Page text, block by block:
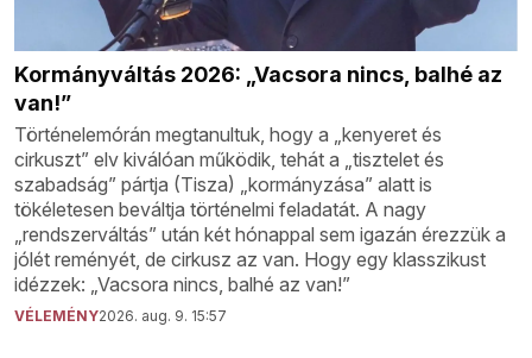
Kormányváltás 2026: „Vacsora nincs, balhé az
van!”
Történelemórán megtanultuk, hogy a „kenyeret és
cirkuszt” elv kiválóan működik, tehát a „tisztelet és
szabadság” pártja (Tisza) „kormányzása” alatt is
tökéletesen beváltja történelmi feladatát. A nagy
„rendszerváltás” után két hónappal sem igazán érezzük a
jólét reményét, de cirkusz az van. Hogy egy klasszikust
idézzek: „Vacsora nincs, balhé az van!”
VÉLEMÉNY2026. aug. 9. 15:57